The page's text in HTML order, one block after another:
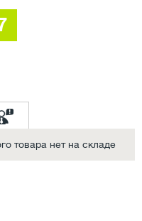
товара нет на складе